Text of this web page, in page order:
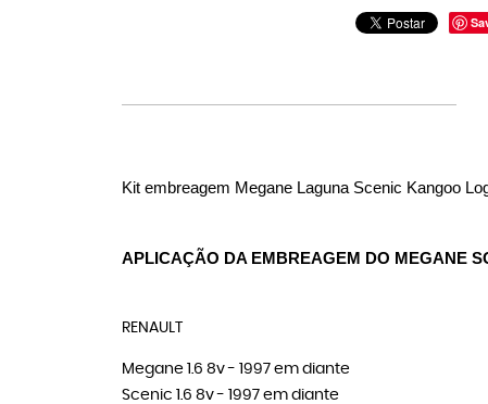
Kit embreagem Megane Laguna Scenic Kangoo
APLICAÇÃO DA EMBREAGEM DO MEGANE
RENAULT
Megane 1.6 8v - 1997 em diante
Scenic 1.6 8v - 1997 em diante